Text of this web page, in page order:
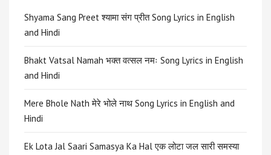
Shyama Sang Preet श्यामा संग प्रीत Song Lyrics in English
and Hindi
Bhakt Vatsal Namah भक्त वत्सल नमः Song Lyrics in English
and Hindi
Mere Bhole Nath मेरे भोले नाथ Song Lyrics in English and
Hindi
Ek Lota Jal Saari Samasya Ka Hal एक लोटा जल सारी समस्या